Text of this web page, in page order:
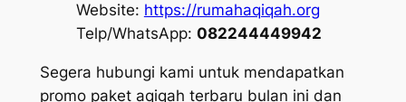
Website: https://rumahaqiqah.org
Telp/WhatsApp: 082244449942
Segera hubungi kami untuk mendapatkan
promo paket aqiqah terbaru bulan ini dan